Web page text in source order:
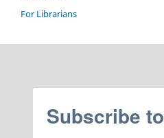
For Librarians